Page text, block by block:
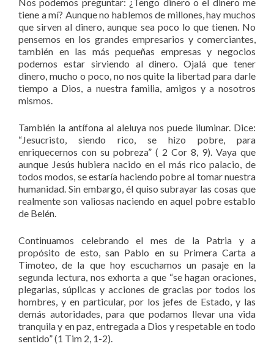
tiene a mí? Aunque no hablemos de millones, hay muchos
que sirven al dinero, aunque sea poco lo que tienen. No
pensemos en los grandes empresarios y comerciantes,
también en las más pequeñas empresas y negocios
podemos estar sirviendo al dinero. Ojalá que tener
dinero, mucho o poco, no nos quite la libertad para darle
tiempo a Dios, a nuestra familia, amigos y a nosotros
mismos.
También la antífona al aleluya nos puede iluminar. Dice:
“Jesucristo, siendo rico, se hizo pobre, para
enriquecernos con su pobreza” ( 2 Cor 8, 9). Vaya que
aunque Jesús hubiera nacido en el más rico palacio, de
todos modos, se estaría haciendo pobre al tomar nuestra
humanidad. Sin embargo, él quiso subrayar las cosas que
realmente son valiosas naciendo en aquel pobre establo
de Belén.
Continuamos celebrando el mes de la Patria y a
propósito de esto, san Pablo en su Primera Carta a
Timoteo, de la que hoy escuchamos un pasaje en la
segunda lectura, nos exhorta a que “se hagan oraciones,
plegarias, súplicas y acciones de gracias por todos los
hombres, y en particular, por los jefes de Estado, y las
demás autoridades, para que podamos llevar una vida
tranquila y en paz, entregada a Dios y respetable en todo
sentido” (1 Tim 2, 1-2).